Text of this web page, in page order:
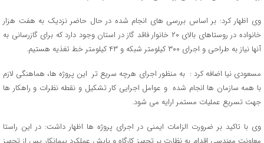
وی اظهار کرد: بر اساس بررسی های انجام شده در حال حاضر نزدیک به هفت هزار
خانواده در روستاهای بالای ۲۰ خانوار فاقد گاز در استان وجود دارد که برای گازرسانی به
آنها نیاز به طراحی و اجرای ۳۰۰ کیلومتر شبکه و ۴۳ کیلومتر خط تغذیه هستیم.
مسعودی نیا اضافه کرد : به منظور اجرای هرچه سریع تر این پروژه ها، هماهنگی لازم
با همه سازمان ها انجام شده و عوامل اجرایی کار تشکیل و نقطه نظرات و راهکار ها
جهت تسریع عملیات مستمر ارایه می شود.
وی با تاکید بر ضرورت الزامات ایمنی در اجرای پروژه ها اظهار داشت: در این راستا